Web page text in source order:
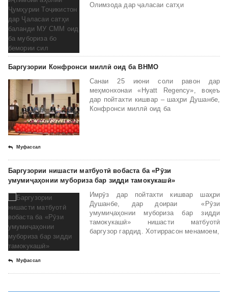
Олимзода дар ҷаласаи сатҳи
Муфассал
Баргузории Конфронси миллӣ оид ба ВНМО
Санаи 25 июни соли равон дар
меҳмонхонаи «Hyatt Regency», воқеъ
дар пойтахти кишвар – шаҳри Душанбе,
Конфронси миллӣ оид ба
Муфассал
Баргузории нишасти матбуотӣ вобаста ба «Рӯзи
умумиҷаҳонии мубориза бар зидди тамокукашӣ»
Имрӯз дар пойтахти кишвар шаҳри
Душанбе, дар доираи «Рӯзи
умумиҷаҳонии мубориза бар зидди
тамокукашӣ» нишасти матбуотӣ
баргузор гардид. Хотиррасон менамоем,
Муфассал